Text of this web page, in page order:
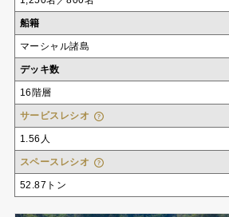
船籍
マーシャル諸島
デッキ数
16階層
サービスレシオ
1.56人
スペースレシオ
52.87トン